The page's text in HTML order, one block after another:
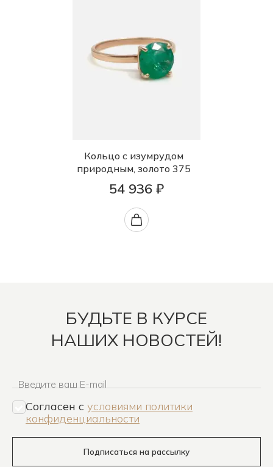
Кольцо с изумрудом
природным, золото 375
54 936 ₽
БУДЬТЕ В КУРСЕ
НАШИХ НОВОСТЕЙ!
Введите ваш E-mail
Согласен c условиями политики
конфиденциальности
Подписаться на рассылку